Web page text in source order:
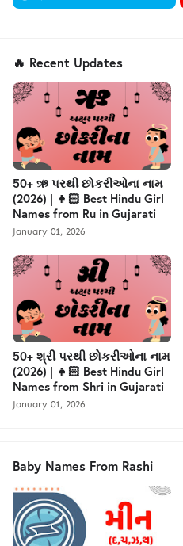
🔥 Recent Updates
50+ ઋ પરથી છોકરીઓના નામ
(2026) | 👧🏻 Best Hindu Girl
Names from Ru in Gujarati
January 01, 2026
50+ શ્રી પરથી છોકરીઓના નામ
(2026) | 👧🏻 Best Hindu Girl
Names from Shri in Gujarati
January 01, 2026
Baby Names From Rashi